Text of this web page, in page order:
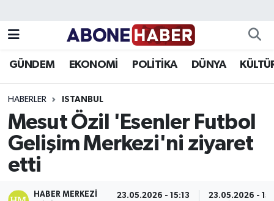
GÜNDEM EKONOMİ POLİTİKA DÜNYA
HABERLER ISTANBUL
Mesut Özil 'Esenler Futbol
Gelişim Merkezi'ni ziyaret
etti
HABER MERKEZI 23.05.2026 - 15:13 23.05.2026 -
Asayiş
Bilim ve Teknoloji
Trafik Durumu
Süper Lig Puan Durumu ve Fikstür
Tüm Manşetler